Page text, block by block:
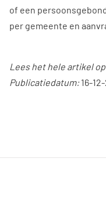
of een
per gemeente en
Lees het hele artikel
Publicatiedatum:16-